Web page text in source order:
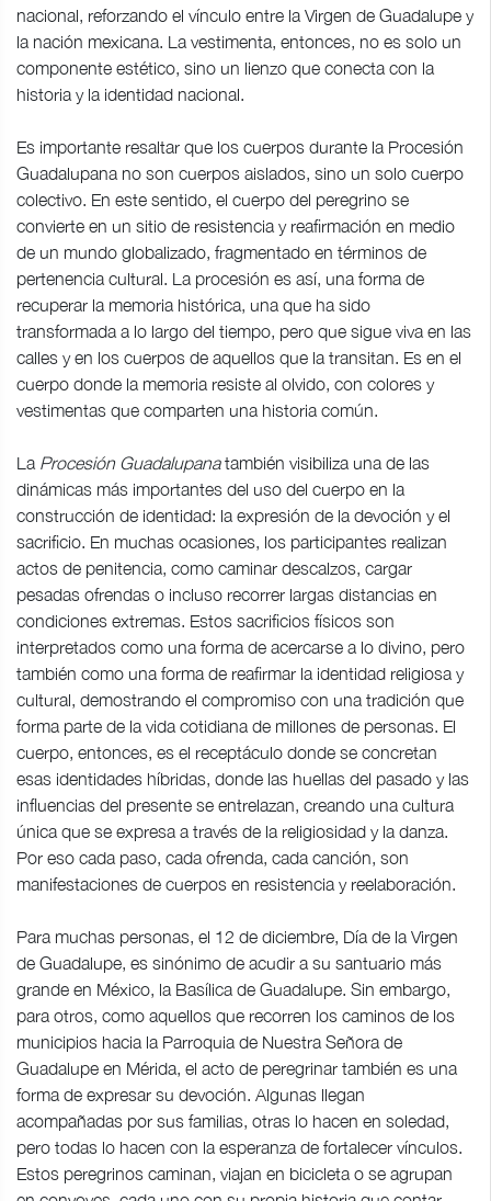
nacional, reforzando el vínculo entre la Virgen de Guadalupe y
la nación mexicana. La vestimenta, entonces, no es solo un
componente estético, sino un lienzo que conecta con la
historia y la identidad nacional.
Es importante resaltar que los cuerpos durante la Procesión
Guadalupana no son cuerpos aislados, sino un solo cuerpo
colectivo. En este sentido, el cuerpo del peregrino se
convierte en un sitio de resistencia y reafirmación en medio
de un mundo globalizado, fragmentado en términos de
pertenencia cultural. La procesión es así, una forma de
recuperar la memoria histórica, una que ha sido
transformada a lo largo del tiempo, pero que sigue viva en las
calles y en los cuerpos de aquellos que la transitan. Es en el
cuerpo donde la memoria resiste al olvido, con colores y
vestimentas que comparten una historia común.
La Procesión Guadalupanatambién visibiliza una de las
dinámicas más importantes del uso del cuerpo en la
construcción de identidad: la expresión de la devoción y el
sacrificio. En muchas ocasiones, los participantes realizan
actos de penitencia, como caminar descalzos, cargar
pesadas ofrendas o incluso recorrer largas distancias en
condiciones extremas. Estos sacrificios físicos son
interpretados como una forma de acercarse a lo divino, pero
también como una forma de reafirmar la identidad religiosa y
cultural, demostrando el compromiso con una tradición que
forma parte de la vida cotidiana de millones de personas. El
cuerpo, entonces, es el receptáculo donde se concretan
esas identidades híbridas, donde las huellas del pasado y las
influencias del presente se entrelazan, creando una cultura
única que se expresa a través de la religiosidad y la danza.
Por eso cada paso, cada ofrenda, cada canción, son
manifestaciones de cuerpos en resistencia y reelaboración.
Para muchas personas, el 12 de diciembre, Día de la Virgen
de Guadalupe, es sinónimo de acudir a su santuario más
grande en México, la Basílica de Guadalupe. Sin embargo,
para otros, como aquellos que recorren los caminos de los
municipios hacia la Parroquia de Nuestra Señora de
Guadalupe en Mérida, el acto de peregrinar también es una
forma de expresar su devoción. Algunas llegan
acompañadas por sus familias, otras lo hacen en soledad,
pero todas lo hacen con la esperanza de fortalecer vínculos.
Estos peregrinos caminan, viajan en bicicleta o se agrupan